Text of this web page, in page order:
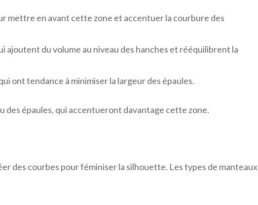
mettre en avant cette zone et accentuer la courbure des
ajoutent du volume au niveau des hanches et rééquilibrent la
ont tendance à minimiser la largeur des épaules.
des épaules, qui accentueront davantage cette zone.
des courbes pour féminiser la silhouette. Les types de manteaux